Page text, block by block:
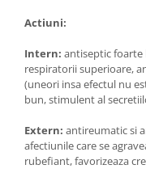
Alte produse din Cocos
Actiuni:
Intern: antiseptic foarte
respiratorii superioare,
(uneori insa efectul nu
bun, stimulent al
Extern: antireumatic si
afectiunile care se
rubefiant, favorizeaza